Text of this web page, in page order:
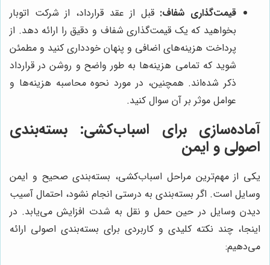
قیمت‌گذاری شفاف: قبل از عقد قرارداد، از شرکت اتوبار
بخواهید که یک قیمت‌گذاری شفاف و دقیق را ارائه دهد. از
پرداخت هزینه‌های اضافی و پنهان خودداری کنید و مطمئن
شوید که تمامی هزینه‌ها به طور واضح و روشن در قرارداد
ذکر شده‌اند. همچنین، در مورد نحوه محاسبه هزینه‌ها و
عوامل موثر بر آن سوال کنید.
آماده‌سازی برای اسباب‌کشی: بسته‌بندی
اصولی و ایمن
یکی از مهم‌ترین مراحل اسباب‌کشی، بسته‌بندی صحیح و ایمن
وسایل است. اگر بسته‌بندی به درستی انجام نشود، احتمال آسیب
دیدن وسایل در حین حمل و نقل به شدت افزایش می‌یابد. در
اینجا، چند نکته کلیدی و کاربردی برای بسته‌بندی اصولی ارائه
می‌دهیم: